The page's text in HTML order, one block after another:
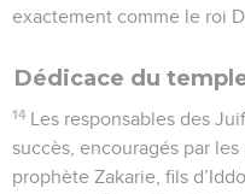
exactement comme le roi
Dédicace du
14 Les responsables des
succès, encouragés par
prophète Zakarie, fils